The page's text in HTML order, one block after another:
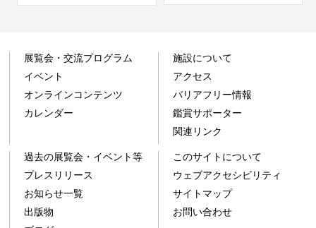
展覧会・交流プログラム
イベント
オンラインコンテンツ
カレンダー
施設について
アクセス
バリアフリー情報
鑑賞サポーター
関連リンク
過去の展覧会・イベント等
プレスリリース
お知らせ一覧
出版物
このサイトについて
ウェブアクセシビリティ
サイトマップ
お問い合わせ